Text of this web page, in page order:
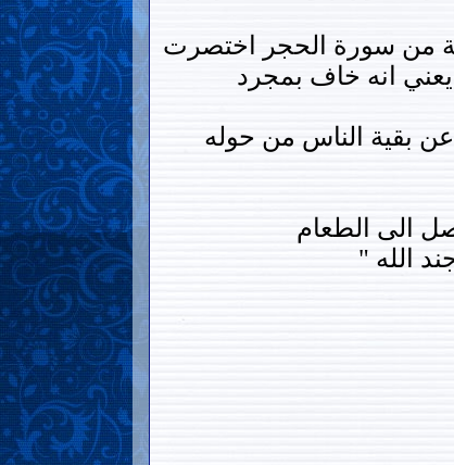
من سورة الحجر اختصرت
انه خاف بمجرد
عن بقية الناس من حوله
الى الطعام
الله "